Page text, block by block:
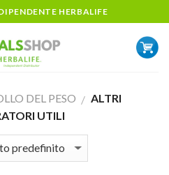
HERBALIFE
DEL PESO / ALTRI
UTILI